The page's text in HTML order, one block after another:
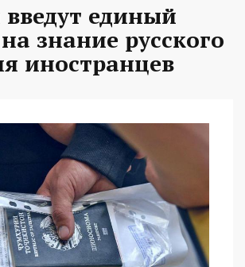
введут единый
знание русского
иностранцев